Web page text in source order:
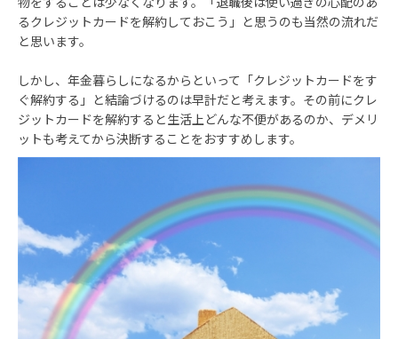
るクレジットカードを解約しておこう」と思うのも当然の流れだ
と思います。
しかし、年金暮らしになるからといって「クレジットカードをす
ぐ解約する」と結論づけるのは早計だと考えます。その前にクレ
ジットカードを解約すると生活上どんな不便があるのか、デメリ
ットも考えてから決断することをおすすめします。